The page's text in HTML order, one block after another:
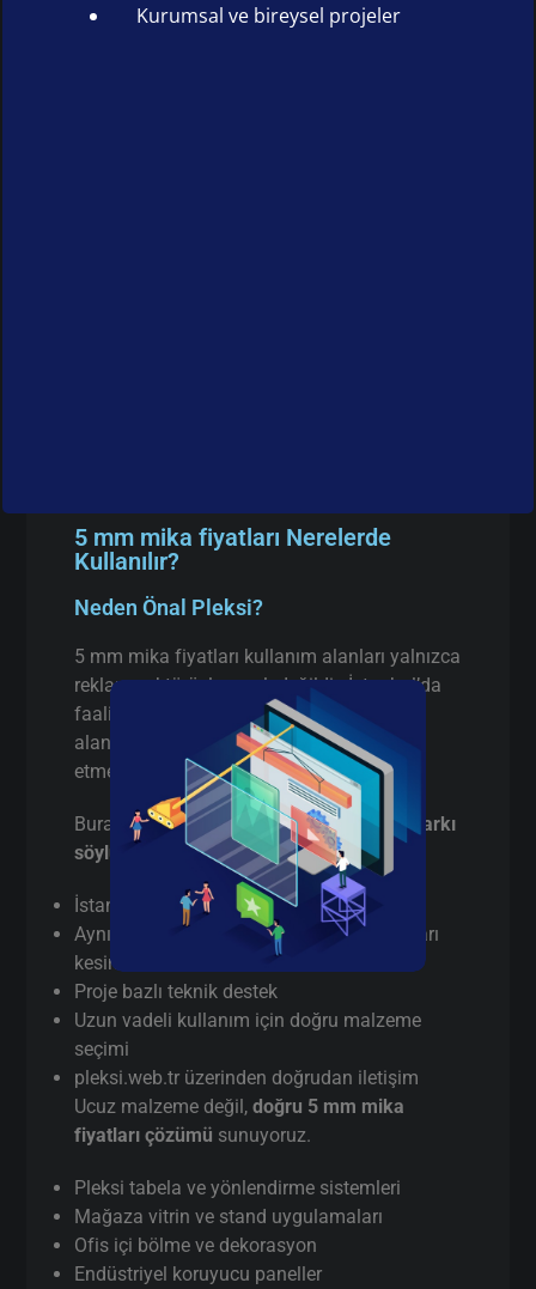
Kurumsal ve bireysel projeler
5 mm mika fiyatları Nerelerde
Kullanılır?
Neden Önal Pleksi?
5 mm mika fiyatları kullanım alanları yalnızca
reklam sektörüyle sınırlı değildir. İstanbul’da
faaliyet gösteren birçok firma aşağıdaki
alanlarda 5 mm mika fiyatları tercih
etmektedir:
Burada pazarlama yapmıyorum,
gerçek farkı
söylüyorum
İstanbul’da gerçek üretici(aracı değil)
Aynı gün / hızlı terminli 5 mm mika fiyatları
kesim
Proje bazlı teknik destek
Uzun vadeli kullanım için doğru malzeme
seçimi
pleksi.web.tr üzerinden doğrudan iletişim
Ucuz malzeme değil,doğru 5 mm mika
fiyatları çözümü sunuyoruz.
Pleksi tabela ve yönlendirme sistemleri
Mağaza vitrin ve stand uygulamaları
Ofis içi bölme ve dekorasyon
Endüstriyel koruyucu paneller